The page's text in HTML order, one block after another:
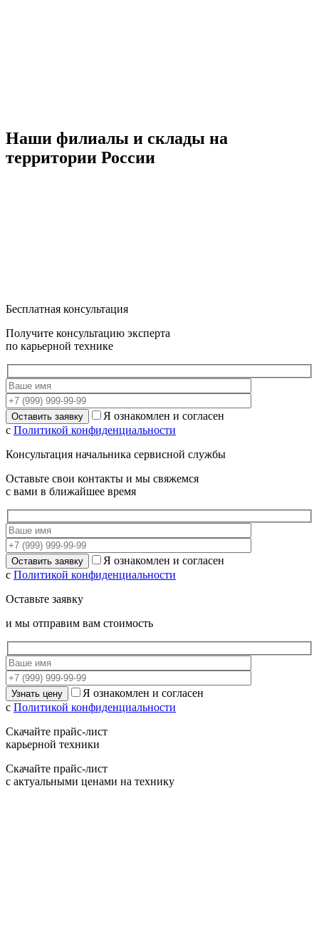
Наши филиалы и склады на
территории России
Бесплатная консультация
Получите консультацию эксперта
по карьерной технике
Я ознакомлен и согласен
с Политикой конфиденциальности
Консультация начальника сервисной службы
Оставьте свои контакты и мы свяжемся
с вами в ближайшее время
Я ознакомлен и согласен
с Политикой конфиденциальности
Оставьте заявку
и мы отправим вам стоимость
Я ознакомлен и согласен
с Политикой конфиденциальности
Скачайте прайс-лист
карьерной техники
Скачайте прайс-лист
с актуальными ценами на технику